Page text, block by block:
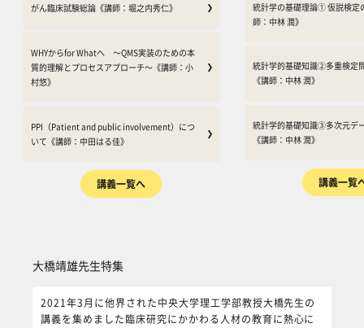
がん臨床試験総論《講師：堀之内秀仁》
WHYからfor Whatへ ～QMS実装のための本
質的理解とプロセスアプローチ～《講師：小
村悠》
PPI（Patient and public involvement）につ
いて《講師：中田はる佳》
講義一覧へ
統計学の基礎理論① 仮説検定
師：中林 潤》
統計学的基礎知識②多重検定
《講師：中林 潤》
統計学的基礎知識③多次元デ
《講師：中林 潤》
講義一覧
大橋靖雄先生特集
2021年3月に他界された中央大学理工学部教授大橋先生の
講義を集めました臨床研究にかかわる人材の教育に熱心に